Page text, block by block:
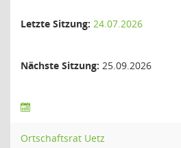
Letzte Sitzung: 24.07.2026
Nächste Sitzung: 25.09.2026
Ortschaftsrat Uetz